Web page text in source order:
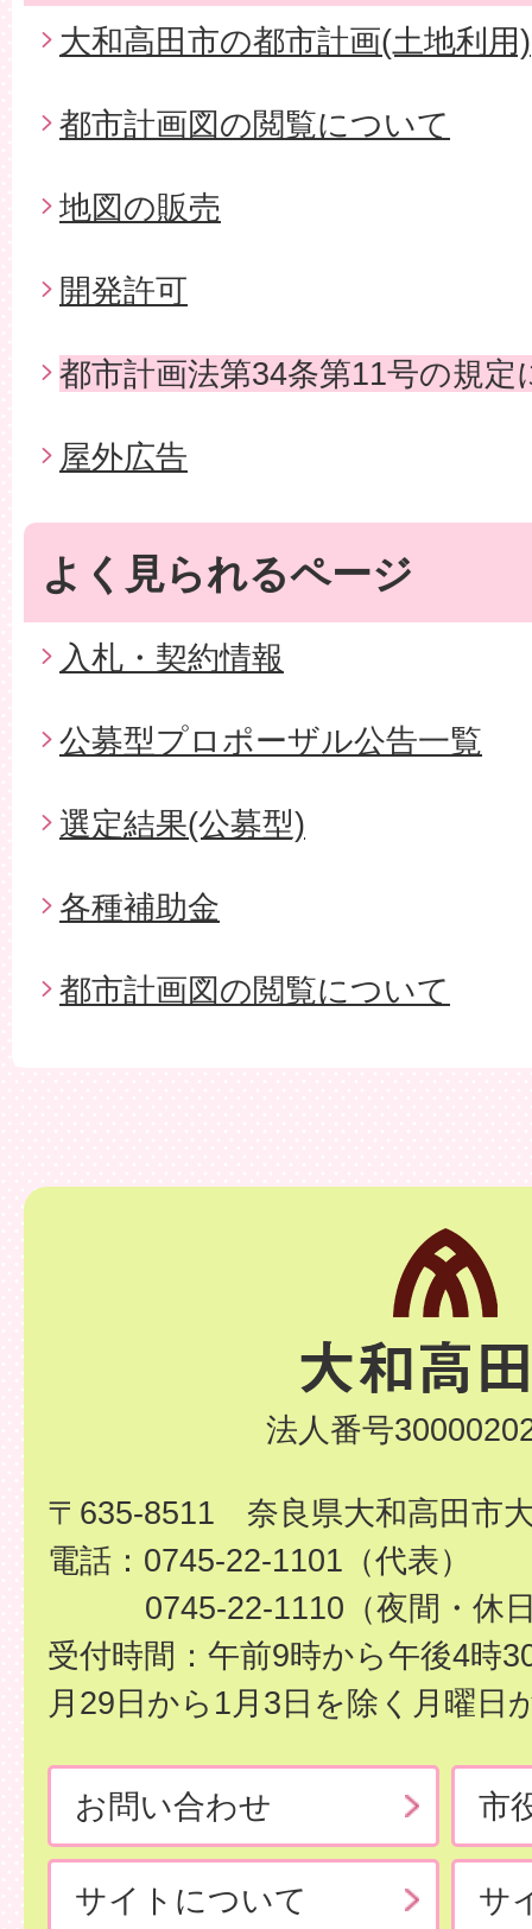
大和高田市の都市計画(土地利用)
都市計画図の閲覧について
地図の販売
開発許可
都市計画法第34条第11号の規
屋外広告
よく見られるページ
入札・契約情報
公募型プロポーザル公告一覧
選定結果(公募型)
各種補助金
都市計画図の閲覧について
法人番号
〒635-8511 奈良県大和高田市
電話：0745-22-1101（代表）
0745-22-1110（夜間・休
受付時間：午前9時から午後4時
月29日から1月3日を除く月曜日
お問い合わせ 市
サイトについて サ